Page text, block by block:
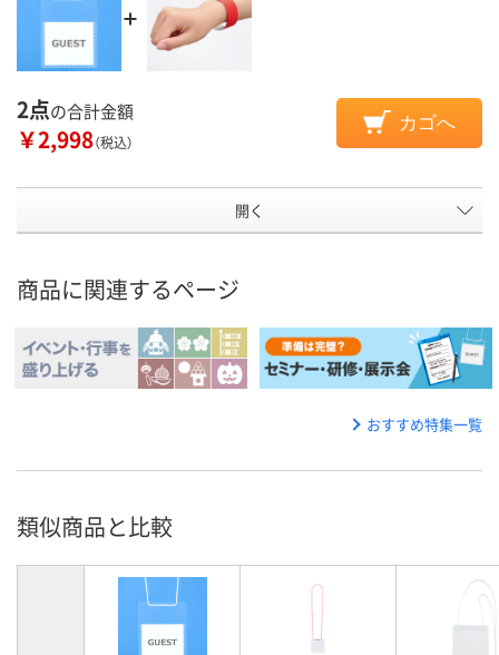
2点の合計金額
￥2,998（税込）
カゴへ
開く
商品に関連するページ
おすすめ特集一覧
類似商品と比較